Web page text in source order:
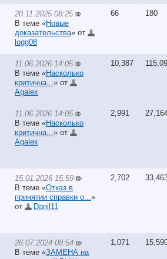
20.11.2025 08:25
В теме «Новые
доказательства» от
logg08
66 180
11.06.2026 14:05
В теме «Насколько
критична... » от
Agalex
10,387
11.06.2026 14:05
В теме «Насколько
критична... » от
Agalex
2,991
15.01.2026 15:59
В теме «Отказ в
принятии справки о... »
от
Danil11
2,702
26.07.2024 08:54
В теме «ЗАМЕНА на
1,071